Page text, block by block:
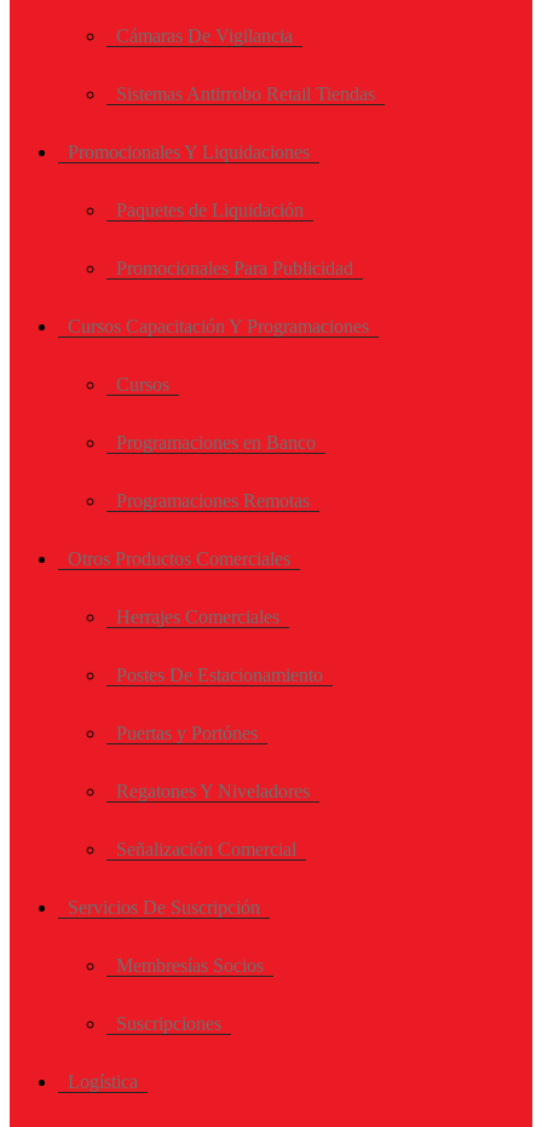
Cámaras De Vigilancia
Sistemas Antirrobo Retail Tiendas
Promocionales Y Liquidaciones
Paquetes de Liquidación
Promocionales Para Publicidad
Cursos Capacitación Y Programaciones
Cursos
Programaciones en Banco
Programaciones Remotas
Otros Productos Comerciales
Herrajes Comerciales
Postes De Estacionamiento
Puertas y Portónes
Regatones Y Niveladores
Señalización Comercial
Servicios De Suscripción
Membresías Socios
Suscripciones
Logística